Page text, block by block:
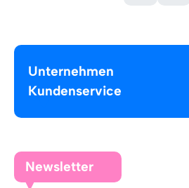
Unternehmen
Kundenservice
Newsletter